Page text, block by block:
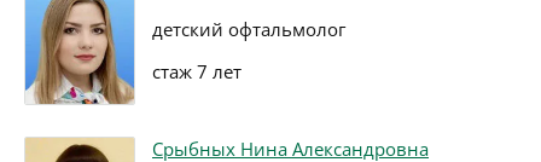
детский офтальмолог
стаж 7 лет
Срыбных Нина Александровна